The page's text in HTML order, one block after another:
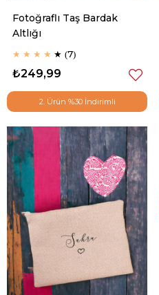
Fotoğraflı Taş Bardak
Altlığı
★ ★ ★ ★ ★ 7
₺249,99
2. Ürün %30 İndirimli